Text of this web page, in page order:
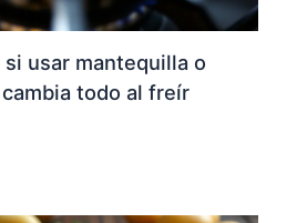
usar mantequilla o
todo al freír